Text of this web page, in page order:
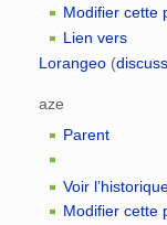
Modifier cette
Lien vers
Lorangeo (
aze
Parent
Voir
Modifier cette